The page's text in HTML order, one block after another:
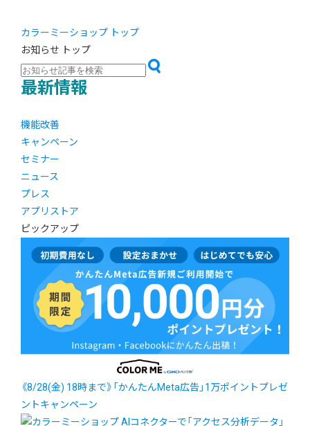
カラーミーショップ トップ
お知らせ トップ
最新情報
機能改善
キャンペーン
セミナー
ニュース
プレス
アプリストア
ピックアップ
《8/28(金) 18時まで》「かんたんMeta広告」1万ポイントプレゼ
ントキャンペーン